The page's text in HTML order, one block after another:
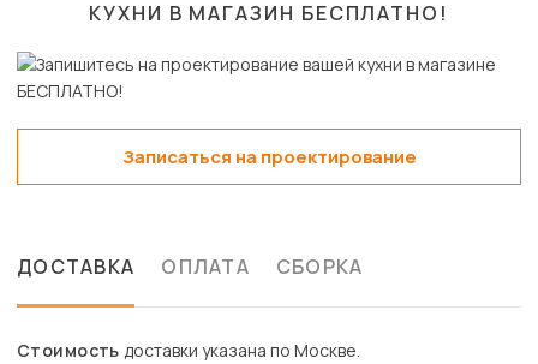
КУХНИ В МАГАЗИН БЕСПЛАТНО!
Записаться на проектирование
ДОСТАВКА ОПЛАТА СБОРКА
Стоимость доставки указана по Москве.